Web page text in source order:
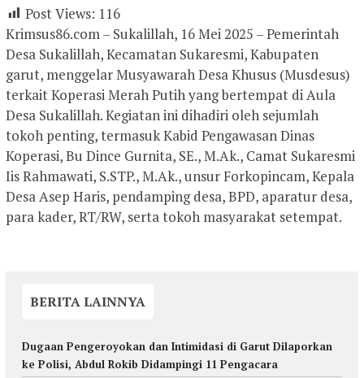
Post Views: 116
Krimsus86.com – Sukalillah, 16 Mei 2025 – Pemerintah
Desa Sukalillah, Kecamatan Sukaresmi, Kabupaten
garut, menggelar Musyawarah Desa Khusus (Musdesus)
terkait Koperasi Merah Putih yang bertempat di Aula
Desa Sukalillah. Kegiatan ini dihadiri oleh sejumlah
tokoh penting, termasuk Kabid Pengawasan Dinas
Koperasi, Bu Dince Gurnita, SE., M.Ak., Camat Sukaresmi
Iis Rahmawati, S.STP., M.Ak., unsur Forkopincam, Kepala
Desa Asep Haris, pendamping desa, BPD, aparatur desa,
para kader, RT/RW, serta tokoh masyarakat setempat.
BERITA LAINNYA
Dugaan Pengeroyokan dan Intimidasi di Garut Dilaporkan
ke Polisi, Abdul Rokib Didampingi 11 Pengacara